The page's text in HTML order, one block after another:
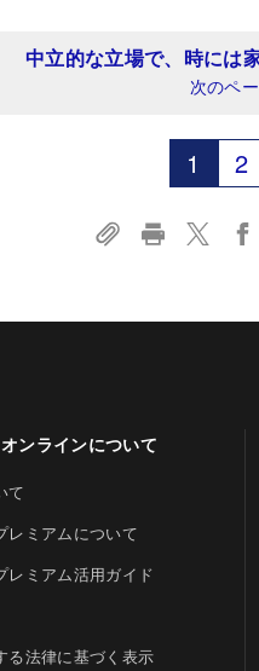
中立的な立場で、時には
次のペ
1 2
ンラインについて
て
レミアムについて
レミアム活用ガイド
る法律に基づく表示